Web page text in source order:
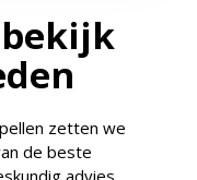
bekijk
zetten we
de beste